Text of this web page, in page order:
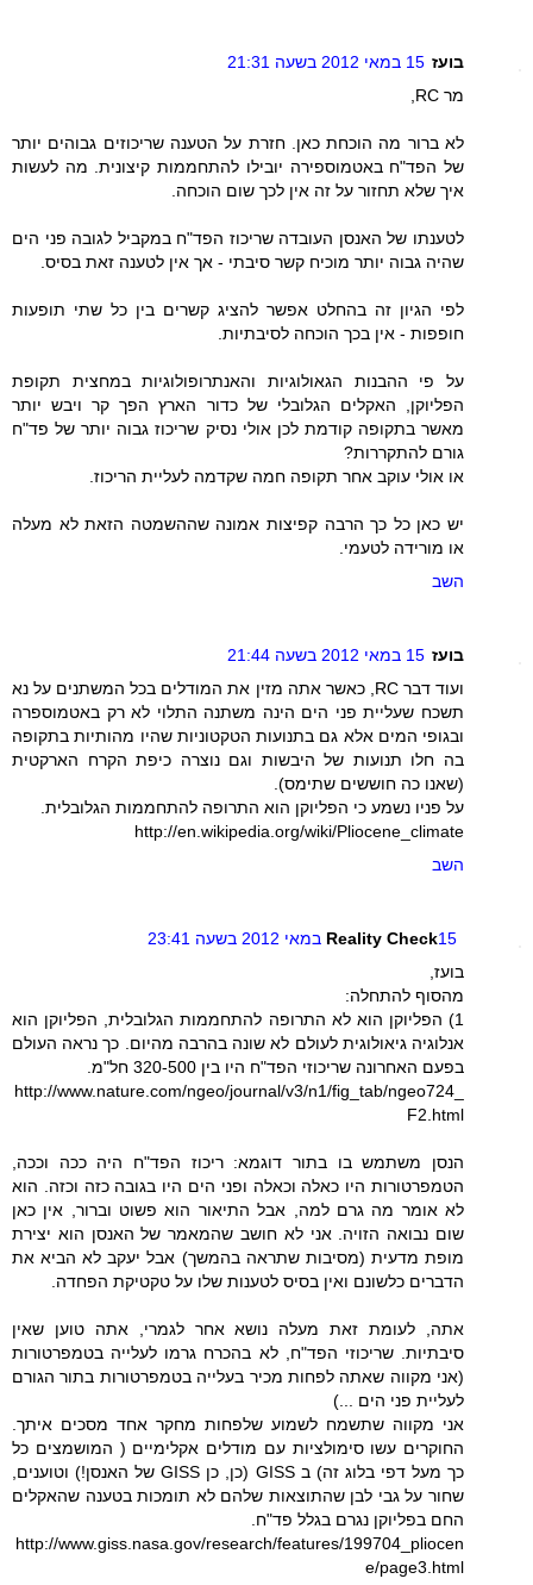
בועז 15 במאי 2012 בשעה 21:31
מר RC,
לא ברור מה הוכחת כאן. חזרת על הטענה שריכוזים גבוהים יותר
של הפד"ח באטמוספירה יובילו להתחממות קיצונית. מה לעשות
איך שלא תחזור על זה אין לכך שום הוכחה.
לטענתו של האנסן העובדה שריכוז הפד"ח במקביל לגובה פני הים
שהיה גבוה יותר מוכיח קשר סיבתי - אך אין לטענה זאת בסיס.
לפי הגיון זה בהחלט אפשר להציג קשרים בין כל שתי תופעות
חופפות - אין בכך הוכחה לסיבתיות.
על פי ההבנות הגאולוגיות והאנתרופולוגיות במחצית תקופת
הפליוקן, האקלים הגלובלי של כדור הארץ הפך קר ויבש יותר
מאשר בתקופה קודמת לכן אולי נסיק שריכוז גבוה יותר של פד"ח
גורם להתקררות?
או אולי עוקב אחר תקופה חמה שקדמה לעליית הריכוז.
יש כאן כל כך הרבה קפיצות אמונה שההשמטה הזאת לא מעלה
או מורידה לטעמי.
השב
בועז 15 במאי 2012 בשעה 21:44
ועוד דבר RC, כאשר אתה מזין את המודלים בכל המשתנים על נא
תשכח שעליית פני הים הינה משתנה התלוי לא רק באטמוספרה
ובגופי המים אלא גם בתנועות הטקטוניות שהיו מהותיות בתקופה
בה חלו תנועות של היבשות וגם נוצרה כיפת הקרח הארקטית
(שאנו כה חוששים שתימס).
על פניו נשמע כי הפליוקן הוא התרופה להתחממות הגלובלית.
http://en.wikipedia.org/wiki/Pliocene_climate
השב
Reality Check15 במאי 2012 בשעה 23:41
בועז,
מהסוף להתחלה:
1) הפליוקן הוא לא התרופה להתחממות הגלובלית, הפליוקן הוא
אנלוגיה גיאולוגית לעולם לא שונה בהרבה מהיום. כך נראה העולם
בפעם האחרונה שריכוזי הפד"ח היו בין 320-500 חל"מ.
http://www.nature.com/ngeo/journal/v3/n1/fig_tab/ngeo724_
F2.html
הנסן משתמש בו בתור דוגמא: ריכוז הפד"ח היה ככה וככה,
הטמפרטורות היו כאלה וכאלה ופני הים היו בגובה כזה וכזה. הוא
לא אומר מה גרם למה, אבל התיאור הוא פשוט וברור, אין כאן
שום נבואה הזויה. אני לא חושב שהמאמר של האנסן הוא יצירת
מופת מדעית (מסיבות שתראה בהמשך) אבל יעקב לא הביא את
הדברים כלשונם ואין בסיס לטענות שלו על טקטיקת הפחדה.
אתה, לעומת זאת מעלה נושא אחר לגמרי, אתה טוען שאין
סיבתיות. שריכוזי הפד"ח, לא בהכרח גרמו לעלייה בטמפרטורות
(אני מקווה שאתה לפחות מכיר בעלייה בטמפרטורות בתור הגורם
לעליית פני הים ...)
אני מקווה שתשמח לשמוע שלפחות מחקר אחד מסכים איתך.
החוקרים עשו סימולציות עם מודלים אקלימיים ( המושמצים כל
כך מעל דפי בלוג זה) ב GISS (כן, כן GISS של האנסן!) וטוענים,
שחור על גבי לבן שהתוצאות שלהם לא תומכות בטענה שהאקלים
החם בפליוקן נגרם בגלל פד"ח.
http://www.giss.nasa.gov/research/features/199704_pliocen
e/page3.html